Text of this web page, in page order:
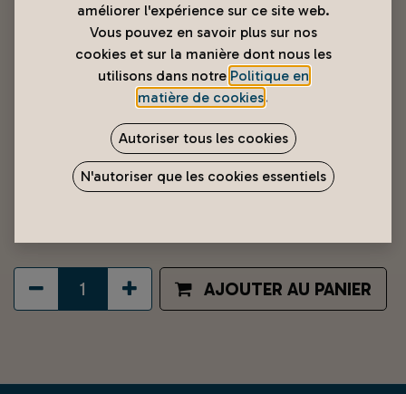
Livraison Papeete → Mahaena /
Hitiaa / Papara (Zone 2)
AJOUTER AU PANIER
améliorer l'expérience sur ce site web.
Vous pouvez en savoir plus sur nos
cookies et sur la manière dont nous les
utilisons dans notre Politique en
matière de cookies.
Autoriser tous les cookies
N'autoriser que les cookies essentiels